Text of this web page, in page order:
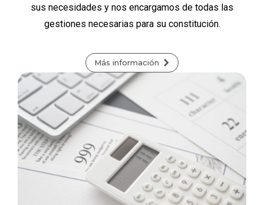
sus necesidades y nos encargamos de todas las
gestiones necesarias para su constitución.
Más información